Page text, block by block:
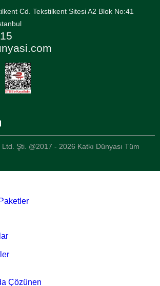
Cd. Tekstilkent Sitesi A2 Blok No:41
Şti. @2017 - 2026 Katkı Dünyası Tüm
Çözünen